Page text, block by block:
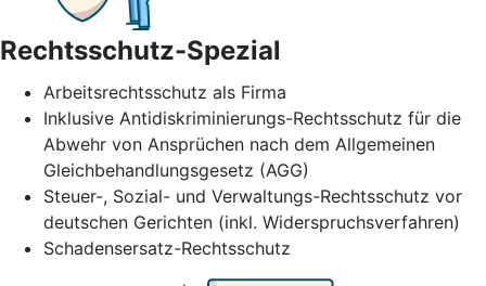
Rechtsschutz-Spezial
Arbeitsrechtsschutz als Firma
Inklusive Antidiskriminierungs-Rechtsschutz für die
Abwehr von Ansprüchen nach dem Allgemeinen
Gleichbehandlungsgesetz (AGG)
Steuer-, Sozial- und Verwaltungs-Rechtsschutz vor
deutschen Gerichten (inkl. Widerspruchsverfahren)
Schadensersatz-Rechtsschutz